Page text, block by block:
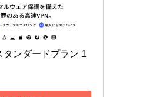
タンダードプラン 1